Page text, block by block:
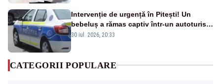
Intervenție de urgență în Pitești! Un
bebeluș a rămas captiv într-un autoturism
din cauza unei defecțiuni
30 iul. 2026, 20:33
CATEGORII POPULARE